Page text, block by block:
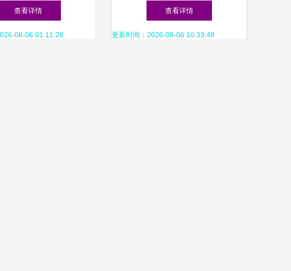
起来竟然这么好玩
查看详情
08-06 01:11:28
学与生活诗意
查看详情
更新时间：2026-08-06 10:33:48